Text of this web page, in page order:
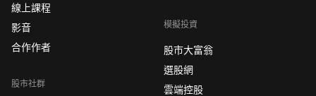
線上課程
影音
合作作者
股市社群
模擬投資
股市大富翁
選股網
雲端控股